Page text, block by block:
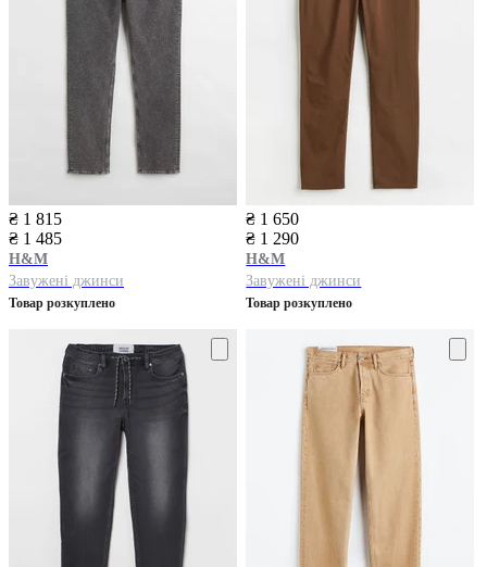
₴ 1 815
₴ 1 485
H&M
Завужені джинси
Товар розкуплено
₴ 1 650
₴ 1 290
H&M
Завужені джинси
Товар розкуплено